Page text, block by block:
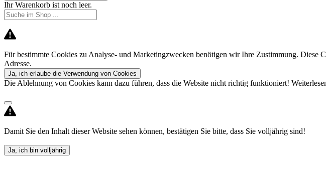
Ihr Warenkorb ist noch leer.
Für bestimmte Cookies zu Analyse- und Marketingzwecken benötigen wir Ihre Zustimmung. Diese
Adresse.
Ja, ich erlaube die Verwendung von Cookies
Die Ablehnung von Cookies kann dazu führen, dass die Website nicht richtig funktioniert!
Damit Sie den Inhalt dieser Website sehen können, bestätigen Sie bitte, dass Sie volljährig sind!
Ja, ich bin volljährig